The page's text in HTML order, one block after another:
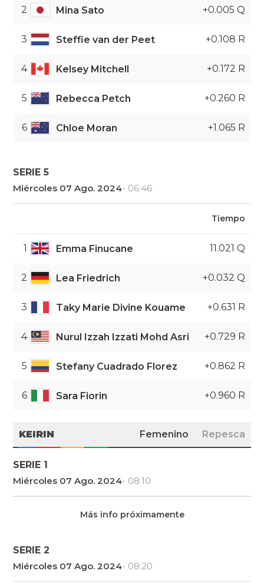
2 Mina Sato +0.005 Q
3 Steffie van der Peet +0.108 R
4 Kelsey Mitchell +0.172 R
5 Rebecca Petch +0.260 R
6 Chloe Moran +1.065 R
SERIE 5
Miércoles 07 Ago. 2024- 06:46
Tiempo
1 Emma Finucane 11.021 Q
2 Lea Friedrich +0.032 Q
3 Taky Marie Divine Kouame +0.631 R
4 Nurul Izzah Izzati Mohd Asri +0.729 R
5 Stefany Cuadrado Florez +0.862 R
6 Sara Fiorin +0.960 R
KEIRIN Femenino Repesca
SERIE 1
Miércoles 07 Ago. 2024- 08:10
Más info próximamente
SERIE 2
Miércoles 07 Ago. 2024- 08:20